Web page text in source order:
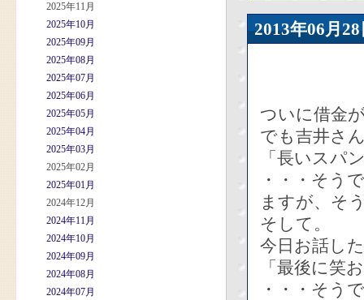
2025年11月
2025年10月
2025年09月
2025年08月
2025年07月
2025年06月
2025年05月
2025年04月
2025年03月
2025年02月
2025年01月
2024年12月
2024年11月
2024年10月
2024年09月
2024年08月
2024年07月
2013年06
ついに借金
でも吉井さ
「長いスパ
・・・そう
ますが、そ
そして。
今日お話し
「最後に笑
・・・そう